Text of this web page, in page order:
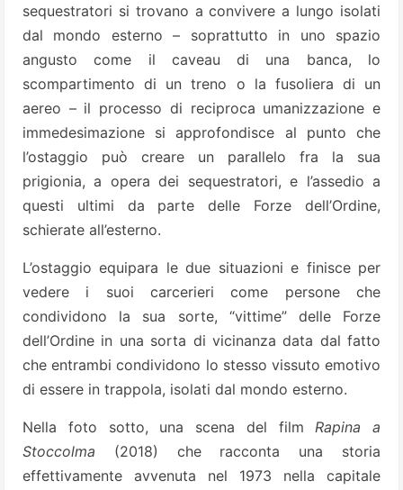
sequestratori si trovano a convivere a lungo isolati
dal mondo esterno – soprattutto in uno spazio
angusto come il caveau di una banca, lo
scompartimento di un treno o la fusoliera di un
aereo – il processo di reciproca umanizzazione e
immedesimazione si approfondisce al punto che
l’ostaggio può creare un parallelo fra la sua
prigionia, a opera dei sequestratori, e l’assedio a
questi ultimi da parte delle Forze dell’Ordine,
schierate all’esterno.
L’ostaggio equipara le due situazioni e finisce per
vedere i suoi carcerieri come persone che
condividono la sua sorte, “vittime” delle Forze
dell’Ordine in una sorta di vicinanza data dal fatto
che entrambi condividono lo stesso vissuto emotivo
di essere in trappola, isolati dal mondo esterno.
Nella foto sotto, una scena del filmRapina a
Stoccolma (2018) che racconta una storia
effettivamente avvenuta nel 1973 nella capitale